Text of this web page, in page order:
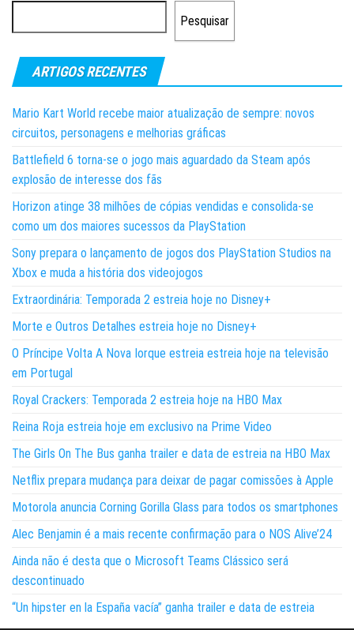
Pesquisar
ARTIGOS RECENTES
Mario Kart World recebe maior atualização de sempre: novos
circuitos, personagens e melhorias gráficas
Battlefield 6 torna-se o jogo mais aguardado da Steam após
explosão de interesse dos fãs
Horizon atinge 38 milhões de cópias vendidas e consolida-se
como um dos maiores sucessos da PlayStation
Sony prepara o lançamento de jogos dos PlayStation Studios na
Xbox e muda a história dos videojogos
Extraordinária: Temporada 2 estreia hoje no Disney+
Morte e Outros Detalhes estreia hoje no Disney+
O Príncipe Volta A Nova Iorque estreia estreia hoje na televisão
em Portugal
Royal Crackers: Temporada 2 estreia hoje na HBO Max
Reina Roja estreia hoje em exclusivo na Prime Video
The Girls On The Bus ganha trailer e data de estreia na HBO Max
Netflix prepara mudança para deixar de pagar comissões à Apple
Motorola anuncia Corning Gorilla Glass para todos os smartphones
Alec Benjamin é a mais recente confirmação para o NOS Alive’24
Ainda não é desta que o Microsoft Teams Clássico será
descontinuado
“Un hipster en la España vacía” ganha trailer e data de estreia